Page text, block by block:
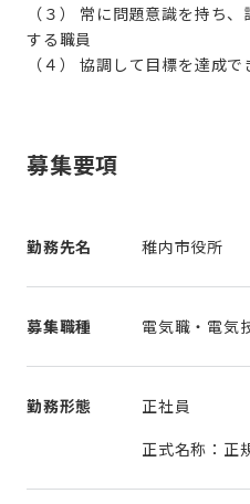
（３） 常に問題意識を持ち
する職員
（４） 協調して目標を達成で
募集要項
勤務先名 稚内市役所
募集職種 電気職・電気
勤務形態
正社員
正式名称：正